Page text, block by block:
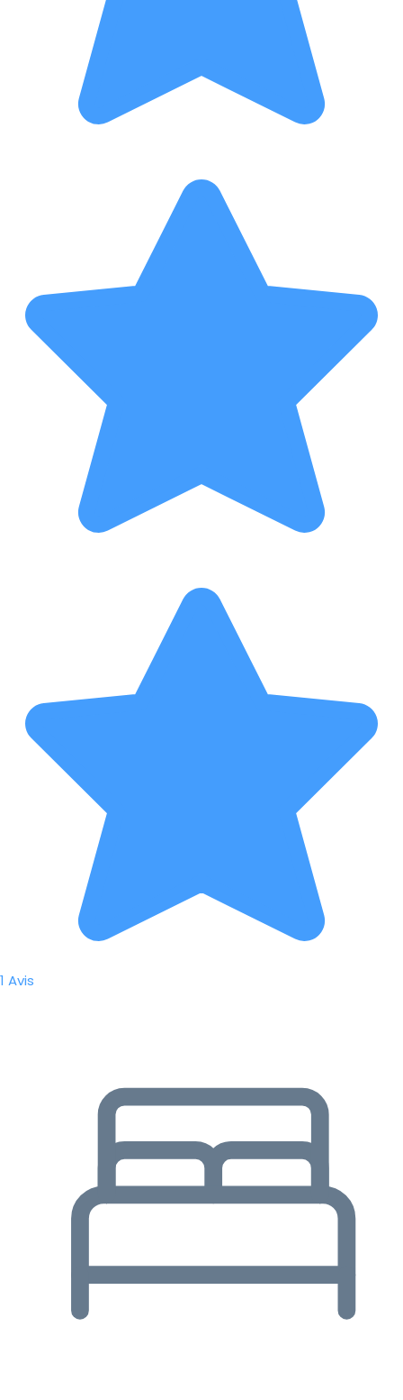
1 Avis